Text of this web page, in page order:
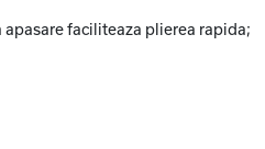
faciliteaza plierea rapida;